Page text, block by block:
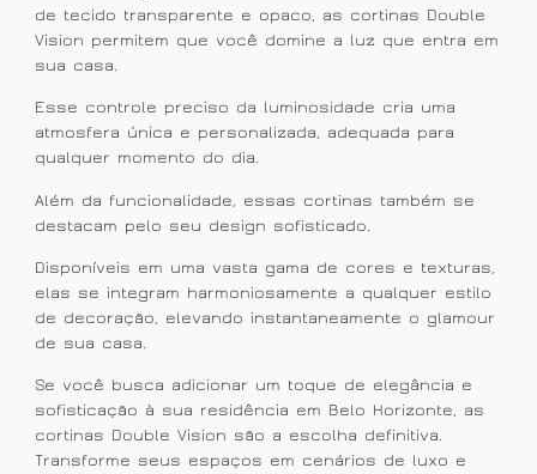
de tecido transparente e opaco, as cortinas Double
Vision permitem que você domine a luz que entra em
sua casa.
Esse controle preciso da luminosidade cria uma
atmosfera única e personalizada, adequada para
qualquer momento do dia.
Além da funcionalidade, essas cortinas também se
destacam pelo seu design sofisticado.
Disponíveis em uma vasta gama de cores e texturas,
elas se integram harmoniosamente a qualquer estilo
de decoração, elevando instantaneamente o glamour
de sua casa.
Se você busca adicionar um toque de elegância e
sofisticação à sua residência em Belo Horizonte, as
cortinas Double Vision são a escolha definitiva.
Transforme seus espaços em cenários de luxo e